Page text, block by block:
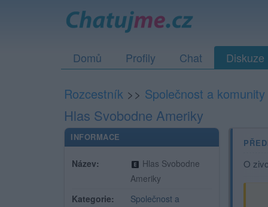
Domů Profily Chat Diskuze
Rozcestník >> Společnost a komunity
Hlas Svobodne Ameriky
INFORMACE
Název:
Hlas Svobodne
Ameriky
Kategorie:
Společnost a
O